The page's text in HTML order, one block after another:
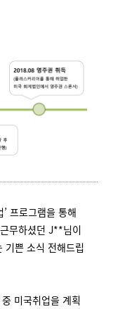
프로그램을 통해
무하셨던 J**님이
기쁜 소식 전해드립
미국취업을 계획